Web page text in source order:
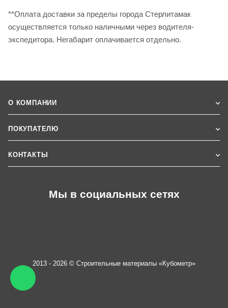
**Оплата доставки за пределы города Стерлитамак
осуществляется только наличными через водителя-
экспедитора. Негабарит оплачивается отдельно.
О КОМПАНИИ
ПОКУПАТЕЛЮ
КОНТАКТЫ
Мы в социальных сетях
2013 - 2026 © Строительные материалы «Кубометр»